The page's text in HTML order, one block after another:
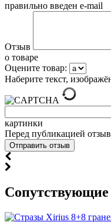
правильно введен e-mail
Отзыв
о товаре
Оцените товар:
Наберите текст,
картинки
Перед публикацией
Cопутствующие